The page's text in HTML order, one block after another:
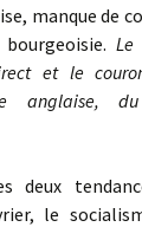
manque de
Le
et le
anglaise,
deux
le